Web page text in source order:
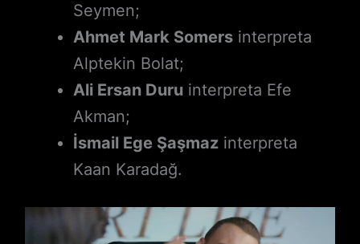
Seymen;
Ahmet Mark Somersinterpreta
Alptekin Bolat;
Ali Ersan Duruinterpreta Efe
Akman;
İsmail Ege Şaşmazinterpreta
Kaan Karadağ.